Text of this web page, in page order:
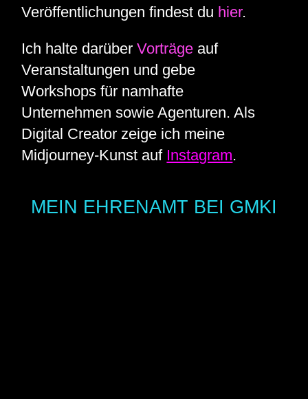
Veröffentlichungen findest du hier.
Ich halte darüberVorträge auf
Veranstaltungen und gebe
Workshops für namhafte
Unternehmen sowie Agenturen. Als
Digital Creator zeige ich meine
Midjourney-Kunst auf Instagram.
MEIN EHRENAMT BEI GMKI